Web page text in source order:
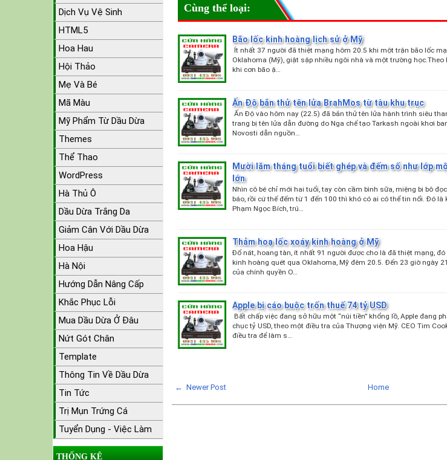
Cùng thể loại:
Bão lốc kinh hoàng lịch sử ở Mỹ
Ít nhất 37 người đã thiệt mạng hôm 20.5 khi một trận bão lốc
Oklahoma (Mỹ), giật sập nhiều ngôi nhà và một trường
khi cơn bão ậ…
Ấn Độ bắn thử tên lửa BrahMos từ tàu khu trục
Ấn Độ vào hôm nay (22.5) đã bắn thử tên lửa hành trình siêu
trang bị tên lửa dẫn đường do Nga chế tạo Tarkash ngoài khơi
Novosti dẫn nguồn…
Mười lăm tháng tuổi biết ghép và đếm số như lớp
lớn
Nhìn cô bé chỉ mới hai tuổi, tay còn cầm bình sữa, miệng bi bô
báo, rồi cứ thế đếm từ 1 đến 100 thì khó có ai có thể tin nổi. Đó là
Phạm Ngọc Bích, trú…
Thảm hoạ lốc xoáy kinh hoàng ở Mỹ
Đổ nát, hoang tàn, ít nhất 91 người được cho là đã thiệt mạng,
kinh hoàng quét qua Oklahoma, Mỹ đêm 20.5. Đến 23 giờ ngày
của chính quyền O…
Apple bị cáo buộc trốn thuế 74 tỷ USD
Bất chấp việc đang sở hữu một “núi tiền” khổng lồ, Apple đang
chục tỷ USD, theo một điều tra của Thượng viện Mỹ. CEO Tim
điều tra để làm s…
← Newer Post Home
Dịch Vụ Vệ Sinh
HTML5
Hoa Hau
Hội Thảo
Mẹ Và Bé
Mã Màu
Mỹ Phẩm Từ Dầu Dừa
Themes
Thể Thao
WordPress
Hà Thủ Ô
Dầu Dừa Trắng Da
Giảm Cân Với Dầu Dừa
Hoa Hậu
Hà Nội
Hướng Dẫn Nâng Cấp
Khắc Phục Lỗi
Mua Dầu Dừa Ở Đâu
Nứt Gót Chân
Template
Thông Tin Về Dầu Dừa
Tin Tức
Trị Mụn Trứng Cá
Tuyển Dụng - Việc Làm
THỐNG KÊ